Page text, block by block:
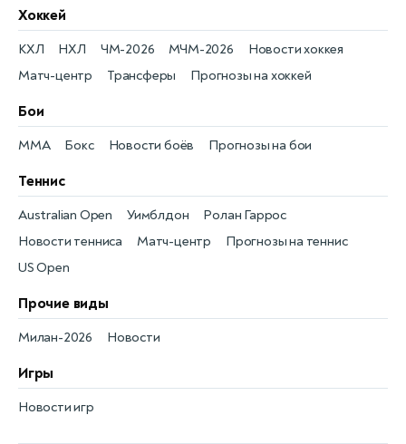
Хоккей
Новости хоккея
КХЛ
Матч-центр
НХЛ
Трансферы
ЧМ-2026
Прогнозы на хоккей
МЧМ-2026
Бои
Новости боёв
MMA Прогнозы на бои
Бокс
Теннис
Новости тенниса
Australian Open
Матч-центр
Уимблдон
Прогнозы на теннис
Ролан Гаррос
US Open
Прочие виды
Новости
Милан-2026
Игры
Новости игр